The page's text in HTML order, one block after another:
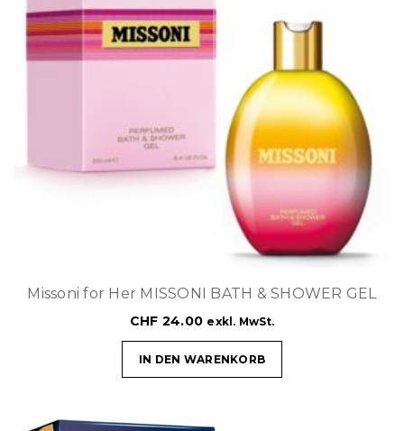
Missoni for Her MISSONI BATH & SHOWER GEL
CHF 24.00 exkl. MwSt.
IN DEN WARENKORB